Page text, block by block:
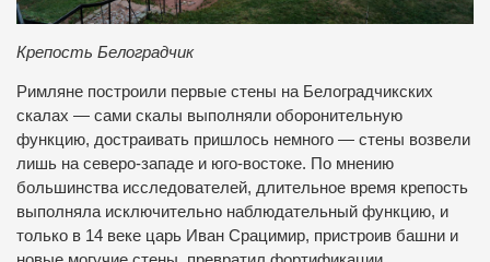
Крепость Белоградчик
Римляне построили первые стены на Белоградчикских
скалах — сами скалы выполняли оборонительную
функцию, достраивать пришлось немного — стены возвели
лишь на северо-западе и юго-востоке. По мнению
большинства исследователей, длительное время крепость
выполняла исключительно наблюдательный функцию, и
только в 14 веке царь Иван Срацимир, пристроив башни и